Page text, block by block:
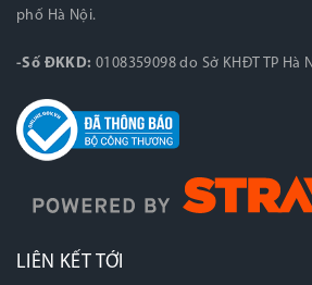
phố Hà Nội.
-Số ĐKKD: 0108359098 do Sở KHĐT TP
LIÊN KẾT TỚI